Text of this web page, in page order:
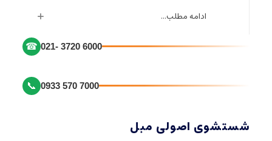
ادامه مطلب...
☎ 021- 3720 6000
📞 0933 570 7000
شستشوی اصولی مبل